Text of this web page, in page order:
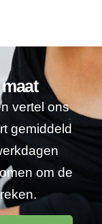
vertel ons
gemiddeld
om de